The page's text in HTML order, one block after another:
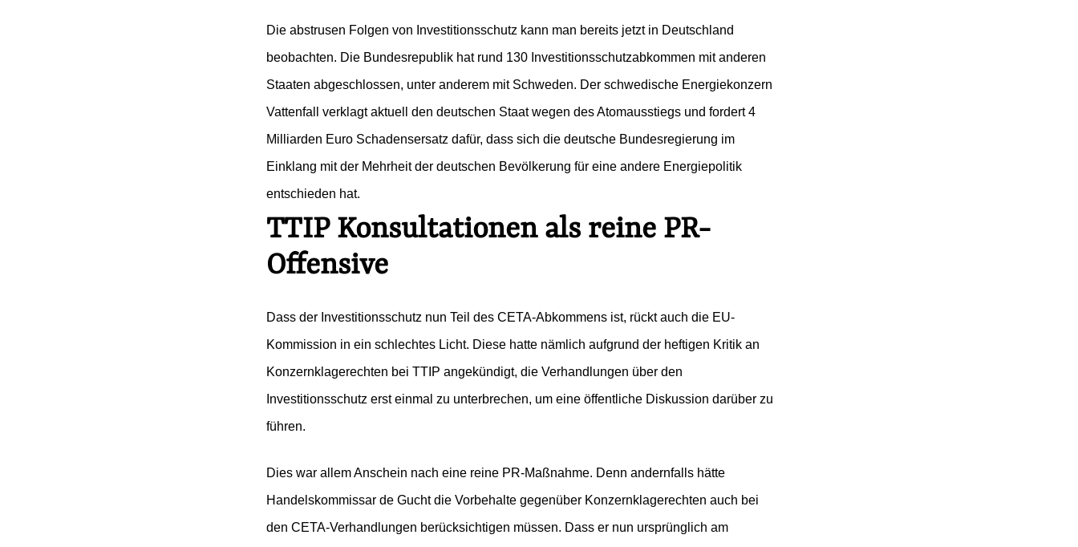
Die abstrusen Folgen von Investitionsschutz kann man bereits jetzt in Deutschland
beobachten. Die Bundesrepublik hat rund 130 Investitionsschutzabkommen mit anderen
Staaten abgeschlossen, unter anderem mit Schweden. Der schwedische Energiekonzern
Vattenfall verklagt aktuell den deutschen Staat wegen des Atomausstiegs und fordert 4
Milliarden Euro Schadensersatz dafür, dass sich die deutsche Bundesregierung im
Einklang mit der Mehrheit der deutschen Bevölkerung für eine andere Energiepolitik
entschieden hat.
TTIP Konsultationen als reine PR-
Offensive
Dass der Investitionsschutz nun Teil des CETA-Abkommens ist, rückt auch die EU-
Kommission in ein schlechtes Licht. Diese hatte nämlich aufgrund der heftigen Kritik an
Konzernklagerechten bei TTIP angekündigt, die Verhandlungen über den
Investitionsschutz erst einmal zu unterbrechen, um eine öffentliche Diskussion darüber zu
führen.
Dies war allem Anschein nach eine reine PR-Maßnahme. Denn andernfalls hätte
Handelskommissar de Gucht die Vorbehalte gegenüber Konzernklagerechten auch bei
den CETA-Verhandlungen berücksichtigen müssen. Dass er nun ursprünglich am